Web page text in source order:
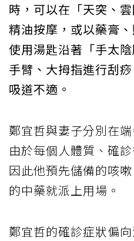
時，可以在「天突、
精油按摩，或以藥膏
使用湯匙沿著「手太
手臂、大拇指進行刮
吸道不適。
鄭宜哲與妻子分別在
由於每個人體質、確
因此他預先儲備的咳嗽
的中藥就派上用場。
鄭宜哲的確診症狀偏